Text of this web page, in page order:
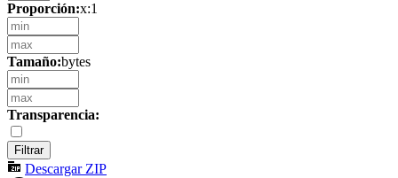
Proporción:x:1
Tamaño:bytes
Transparencia:
Descargar ZIP